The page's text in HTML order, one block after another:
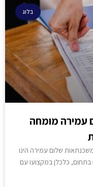
בלוג
עמירה מומחה
שלום עמירה הינו
בעל ניסיון של מעל 10 שנים בתחום, כלכלן במקצועו עם